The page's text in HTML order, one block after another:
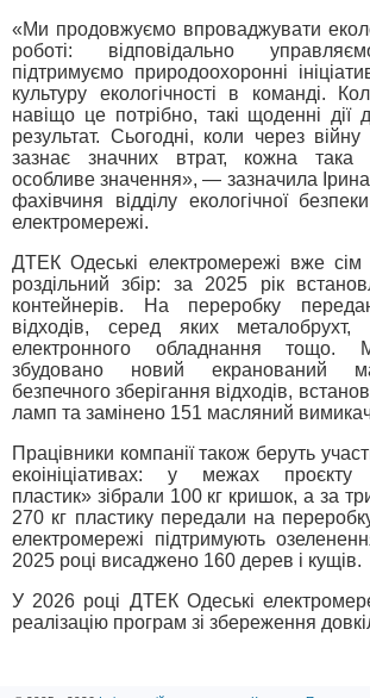
«Ми продовжуємо впроваджувати
роботі: відповідально
підтримуємо природоохоронні
культуру екологічності в команді.
навіщо це потрібно, такі щоденні дії
результат. Сьогодні, коли через
зазнає значних втрат, кожна така
особливе значення», — зазначила
фахівчиня відділу екологічної
електромережі.
ДТЕК Одеські електромережі вже сім
роздільний збір: за 2025 рік
контейнерів. На переробку
відходів, серед яких
електронного обладнання тощо.
збудовано новий екранований
безпечного зберігання відходів,
ламп та замінено 151 масляний
Працівники компанії також беруть
екоініціативах: у межах проєкту
пластик» зібрали 100 кг кришок, а за
270 кг пластику передали на
електромережі підтримують
2025 році висаджено 160 дерев і кущів.
У 2026 році ДТЕК Одеські
реалізацію програм зі збереження